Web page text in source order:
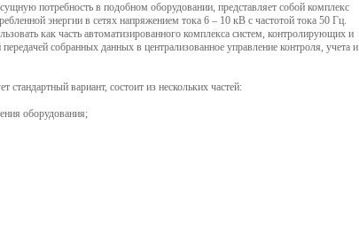
потребность в подобном оборудовании, представляет собой комплекс
энергии в сетях напряжением тока 6 – 10 кВ с частотой тока 50 Гц.
как часть автоматизированного комплекса систем, контролирующих и
собранных данных в централизованное управление контроля, учета и
вариант, состоит из нескольких частей:
оборудования;